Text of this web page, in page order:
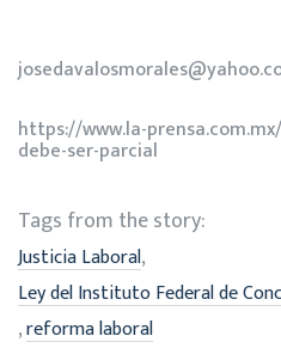
https://www.la-
debe-ser-parcial
Tags from the story:
Justicia Laboral,
Ley del Instituto Federal de
,reforma laboral